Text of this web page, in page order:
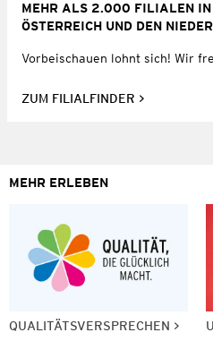
MEHR ALS 2.000 FILIALEN IN
ÖSTERREICH UND DEN
Vorbeischauen lohnt sich! Wir
ZUM FILIALFINDER
MEHR ERLEBEN
QUALITÄTSVERSPRECHEN